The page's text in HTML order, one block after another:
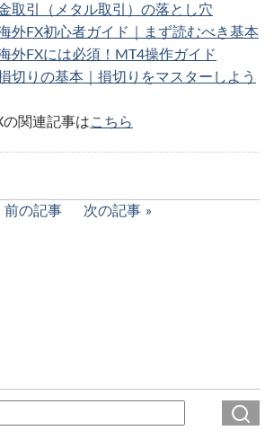
取引（メタル取引）の落とし穴
外FX初心者ガイド｜まず読むべき基本
外FXには必須！MT4操作ガイド
切りの基本｜損切りをマスターしよう
関連記事はこちら
前の記事 次の記事